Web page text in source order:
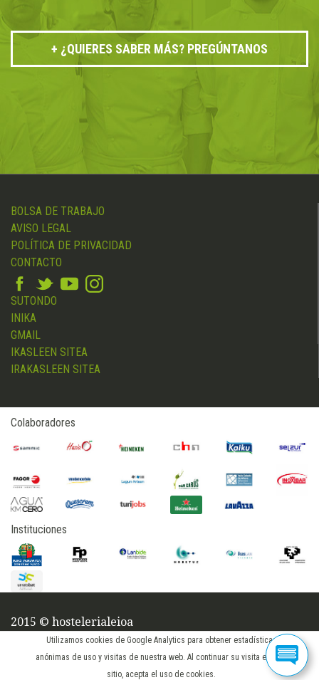
Utilizamos cookies de Google Analytics para obtener estadísticas
anónimas de uso y visitas de nuestra web. Al continuar su visita en este
sitio, acepta el uso de cookies.
¿QUIERES SABER MÁS? PREGÚNTANOS
BOLSA DE TRABAJO
AVISO LEGAL
POLÍTICA DE PRIVACIDAD
CONTACTO
SUTONDO
INIKA
GMAIL
IKASLEEN SITEA
IRAKASLEEN SITEA
Colaboradores
Instituciones
2015 © hostelerialeioa
iniciar sesión